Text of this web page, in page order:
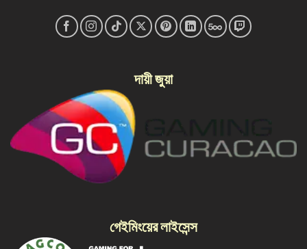
দায়ী জুয়া
গেইমিংয়ের লাইসেন্স